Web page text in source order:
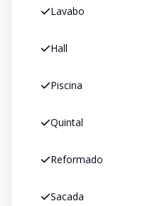
Lavabo
Hall
Piscina
Quintal
Reformado
Sacada